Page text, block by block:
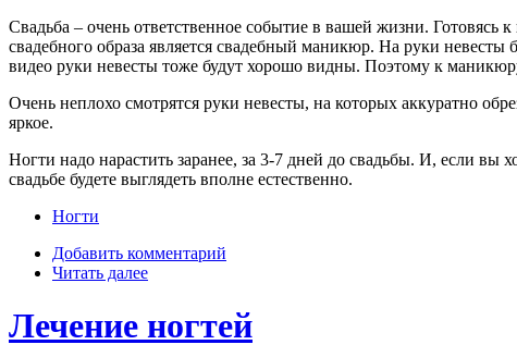
Свадьба – очень ответственное событие в вашей жизни. Готовясь
свадебного образа является свадебный маникюр. На руки
видео руки невесты тоже будут хорошо видны. Поэтому к
Очень неплохо смотрятся руки невесты, на которых аккуратно
яркое.
Ногти надо нарастить заранее, за 3-7 дней до свадьбы. И, если
свадьбе будете выглядеть вполне естественно.
Ногти
Добавить комментарий
Читать далее
Лечение ногтей